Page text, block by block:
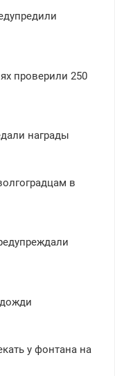
проверили 250
награды
в
у фонтана на